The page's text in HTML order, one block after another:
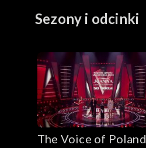
Sezony i odcinki
The Voice of Poland